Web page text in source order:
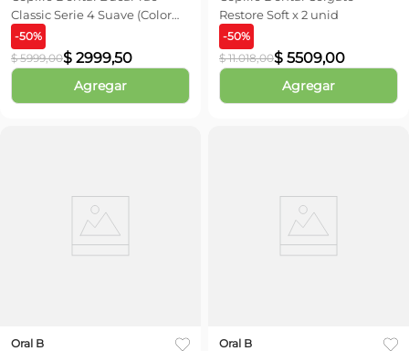
Classic Serie 4 Suave (Color
Sujeto a Stock)
-50%
$ 5999,00$ 2999,50
Agregar
Restore Soft x 2 unid
-50%
$ 11.018,00$ 5509,00
Agregar
Oral B Oral B